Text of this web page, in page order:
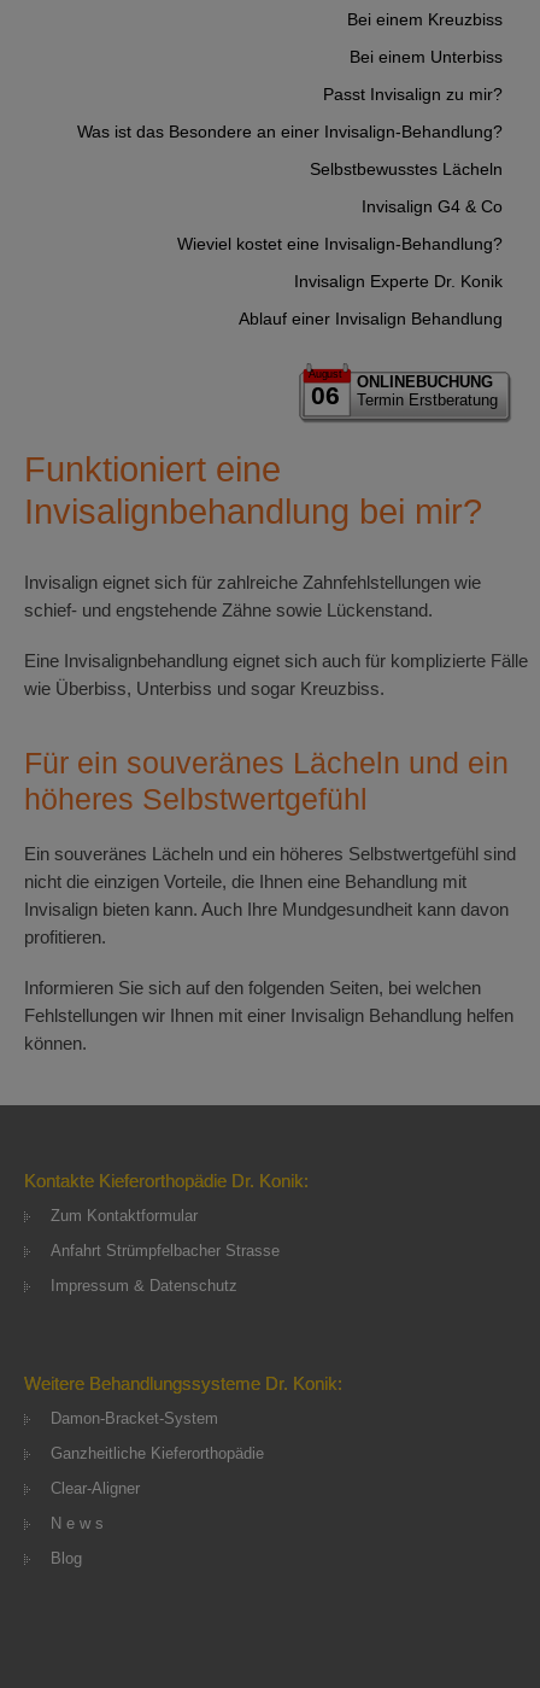
Bei einem Kreuzbiss
Bei einem Unterbiss
Passt Invisalign zu mir?
Was ist das Besondere an einer Invisalign-Behandlung?
Selbstbewusstes Lächeln
Invisalign G4 & Co
Wieviel kostet eine Invisalign-Behandlung?
Invisalign Experte Dr. Konik
Ablauf einer Invisalign Behandlung
August
06
ONLINEBUCHUNG
Termin Erstberatung
Funktioniert eine
Invisalignbehandlung bei mir?
Invisalign eignet sich für zahlreiche Zahnfehlstellungen wie
schief- und engstehende Zähne sowie Lückenstand.
Eine Invisalignbehandlung eignet sich auch für komplizierte Fälle
wie Überbiss, Unterbiss und sogar Kreuzbiss.
Für ein souveränes Lächeln und ein
höheres Selbstwertgefühl
Ein souveränes Lächeln und ein höheres Selbstwertgefühl sind
nicht die einzigen Vorteile, die Ihnen eine Behandlung mit
Invisalign bieten kann. Auch Ihre Mundgesundheit kann davon
profitieren.
Informieren Sie sich auf den folgenden Seiten, bei welchen
Fehlstellungen wir Ihnen mit einer Invisalign Behandlung helfen
können.
Kontakte Kieferorthopädie Dr. Konik:
Zum Kontaktformular
Anfahrt Strümpfelbacher Strasse
Impressum & Datenschutz
Weitere Behandlungssysteme Dr. Konik:
Damon-Bracket-System
Ganzheitliche Kieferorthopädie
Clear-Aligner
N e w s
Blog